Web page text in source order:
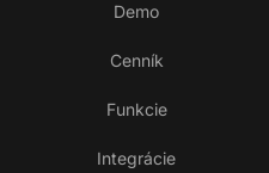
Demo
Cenník
Funkcie
Integrácie